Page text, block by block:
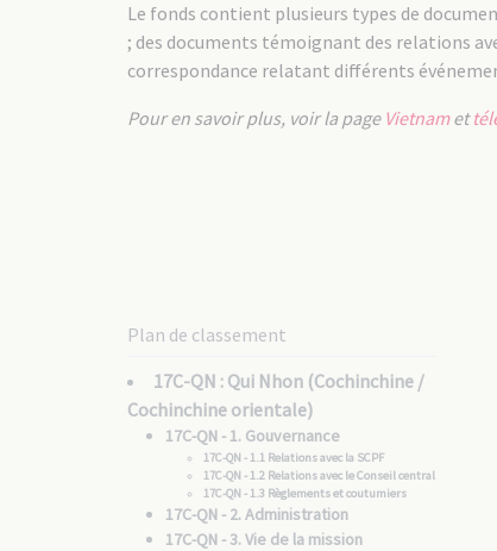
Le fonds contient plusieurs types de
; des documents témoignant des relations
correspondance relatant différents
Pour en savoir plus, voir la page Vietnamet
Plan de classement
17C-QN : Qui Nhon (Cochinchine /
Cochinchine orientale)
17C-QN - 1. Gouvernance
17C-QN - 1.1 Relations avec la SCPF
17C-QN - 1.2 Relations avec le Conseil central
17C-QN - 1.3 Règlements et coutumiers
17C-QN - 2. Administration
17C-QN - 3. Vie de la mission